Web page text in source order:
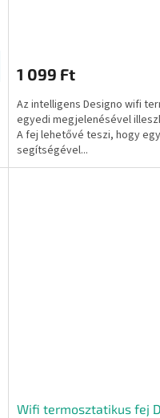
1 099 Ft
Az intelligens Designo wifi
egyedi megjelenésével
A fej lehetővé teszi, hogy
segítségével...
Wifi termosztatikus fej